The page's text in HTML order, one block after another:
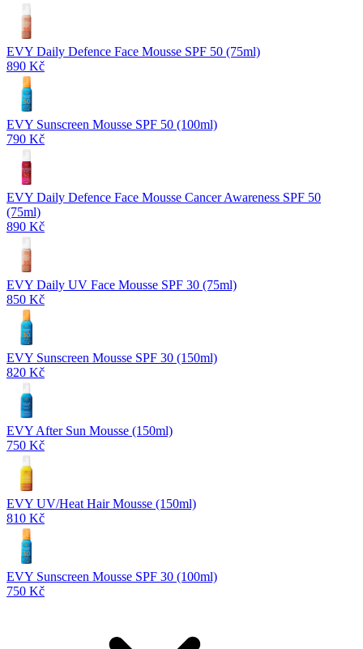
EVY Daily Defence Face Mousse SPF 50 (75ml)
890 Kč
EVY Sunscreen Mousse SPF 50 (100ml)
790 Kč
EVY Daily Defence Face Mousse Cancer Awareness SPF 50
(75ml)
890 Kč
EVY Daily UV Face Mousse SPF 30 (75ml)
850 Kč
EVY Sunscreen Mousse SPF 30 (150ml)
820 Kč
EVY After Sun Mousse (150ml)
750 Kč
EVY UV/Heat Hair Mousse (150ml)
810 Kč
EVY Sunscreen Mousse SPF 30 (100ml)
750 Kč